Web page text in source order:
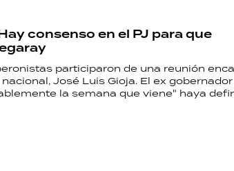
consenso en el PJ para que
participaron de una reunión
José Luis Gioja. El ex gobernador
la semana que viene" haya